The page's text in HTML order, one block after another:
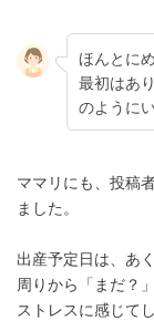
ほんとに
最初はあ
のように
ママリにも、投稿
ました。
出産予定日は、あ
周りから「まだ？
ストレスに感じて